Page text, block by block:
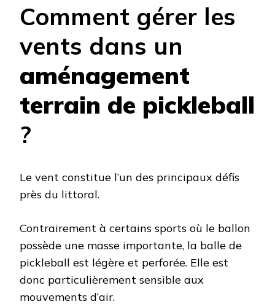
Comment gérer les
vents dans un
aménagement
terrain de pickleball
?
Le vent constitue l’un des principaux défis
près du littoral.
Contrairement à certains sports où le ballon
possède une masse importante, la balle de
pickleball est légère et perforée. Elle est
donc particulièrement sensible aux
mouvements d’air.